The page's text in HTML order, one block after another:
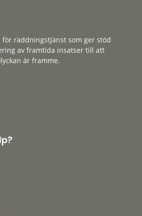
för räddningstjänst som ger stöd
av framtida insatser till att
är framme.